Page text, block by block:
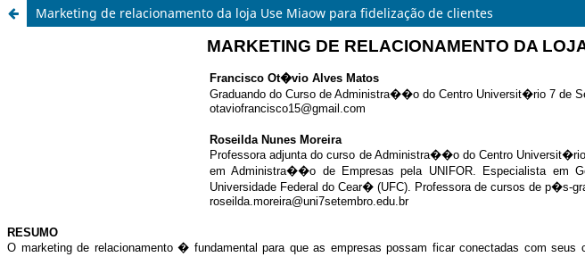
Marketing de relacionamento da loja Use Miaow para fidelização de clientes